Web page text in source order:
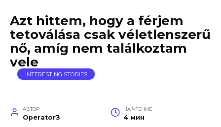
Azt hittem, hogy a férjem
tetoválása csak véletlenszerű
nő, amíg nem találkoztam
vele
INTERESTING STORIES
АВТОР
Operator3
НА ЧТЕНИЕ
4 мин